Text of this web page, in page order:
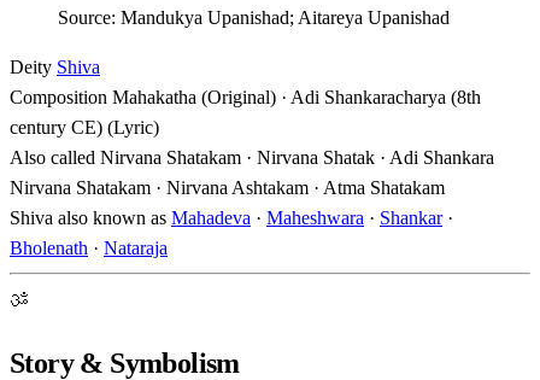
Source: Mandukya Upanishad; Aitareya Upanishad
Deity Shiva
Composition Mahakatha (Original) · Adi Shankaracharya (8th
century CE) (Lyric)
Also called Nirvana Shatakam · Nirvana Shatak · Adi Shankara
Nirvana Shatakam · Nirvana Ashtakam · Atma Shatakam
Shiva also known as Mahadeva · Maheshwara · Shankar·
Bholenath · Nataraja
ॐ
Story & Symbolism